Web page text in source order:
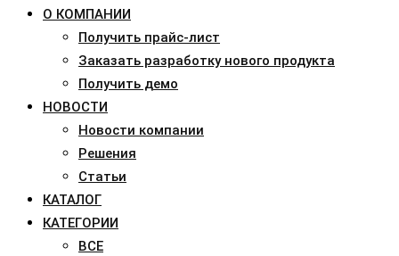
О КОМПАНИИ
Получить прайс-лист
Заказать разработку нового продукта
Получить демо
НОВОСТИ
Новости компании
Решения
Статьи
КАТАЛОГ
КАТЕГОРИИ
ВСЕ